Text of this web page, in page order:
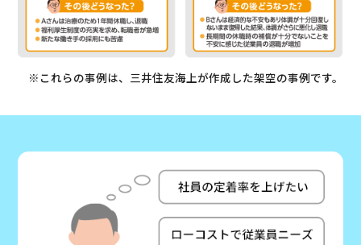
※これらの事例は、三井住友海上が作成した架空の事例です。